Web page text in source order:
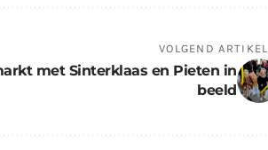
VOLGEND ARTIKEL
met Sinterklaas en Pieten in
beeld